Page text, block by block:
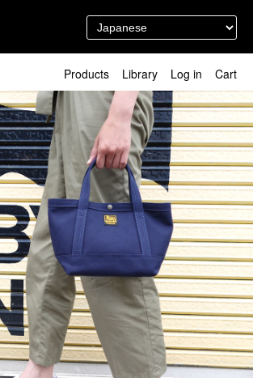
Products
新着／最近発売の新商品
Pick up
マスク関連商品
カスタマイズ
新商品（BackNumber）
時計ホルダー
VN301
カスタムバッグ
デジアナ格納庫
FreeFree トート
ちょっとミリタリー
Library
渋谷店
徳島店
レディースショップ
即納ショップ
あり＆アウトレットShop
ブランドストーリー
スタッフブログ
閉じる
Log in Cart